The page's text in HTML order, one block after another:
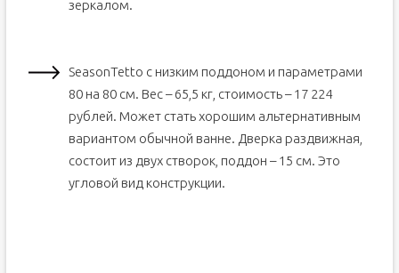
зеркалом.
SeasonTetto с низким поддоном и параметрами
80 на 80 см. Вес – 65,5 кг, стоимость – 17 224
рублей. Может стать хорошим альтернативным
вариантом обычной ванне. Дверка раздвижная,
состоит из двух створок, поддон – 15 см. Это
угловой вид конструкции.